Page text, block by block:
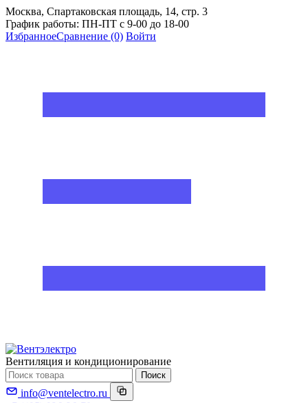
Москва, Спартаковская площадь, 14, стр. 3
График работы: ПН-ПТ с 9-00 до 18-00
ИзбранноеСравнение (0) Войти
Вентиляция и кондиционирование
Поиск
info@ventelectro.ru